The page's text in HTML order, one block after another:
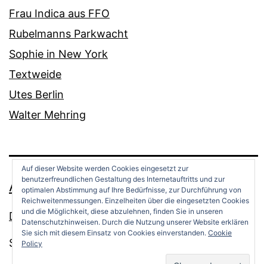
Frau Indica aus FFO
Rubelmanns Parkwacht
Sophie in New York
Textweide
Utes Berlin
Walter Mehring
ANDREAS OPPERMANN
Datenschutz
Stolz präsentiert von
Auf dieser Website werden Cookies eingesetzt zur
benutzerfreundlichen Gestaltung des Internetauftritts und zur
optimalen Abstimmung auf Ihre Bedürfnisse, zur Durchführung von
Reichweitenmessungen. Einzelheiten über die eingesetzten Cookies
und die Möglichkeit, diese abzulehnen, finden Sie in unseren
Datenschutzhinweisen. Durch die Nutzung unserer Website erklären
Sie sich mit diesem Einsatz von Cookies einverstanden. Cookie
Policy